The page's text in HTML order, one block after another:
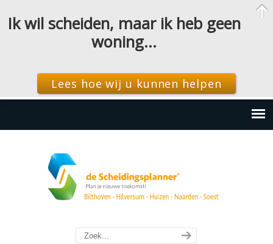
Ik wil scheiden, maar ik heb geen
woning…
Lees hoe wij u kunnen helpen